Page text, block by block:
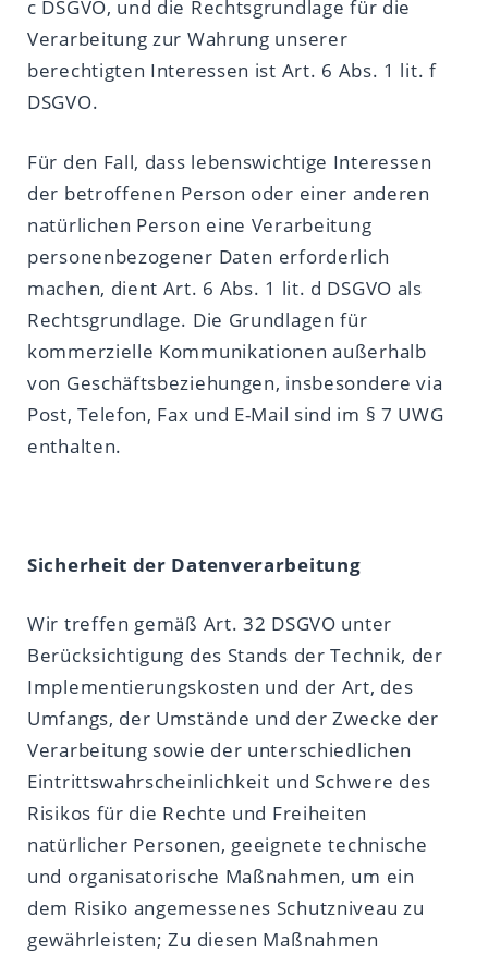
c DSGVO, und die Rechtsgrundlage für die
Verarbeitung zur Wahrung unserer
berechtigten Interessen ist Art. 6 Abs. 1 lit. f
DSGVO.
Für den Fall, dass lebenswichtige Interessen
der betroffenen Person oder einer anderen
natürlichen Person eine Verarbeitung
personenbezogener Daten erforderlich
machen, dient Art. 6 Abs. 1 lit. d DSGVO als
Rechtsgrundlage. Die Grundlagen für
kommerzielle Kommunikationen außerhalb
von Geschäftsbeziehungen, insbesondere via
Post, Telefon, Fax und E-Mail sind im § 7 UWG
enthalten.
Sicherheit der Datenverarbeitung
Wir treffen gemäß Art. 32 DSGVO unter
Berücksichtigung des Stands der Technik, der
Implementierungskosten und der Art, des
Umfangs, der Umstände und der Zwecke der
Verarbeitung sowie der unterschiedlichen
Eintrittswahrscheinlichkeit und Schwere des
Risikos für die Rechte und Freiheiten
natürlicher Personen, geeignete technische
und organisatorische Maßnahmen, um ein
dem Risiko angemessenes Schutzniveau zu
gewährleisten; Zu diesen Maßnahmen